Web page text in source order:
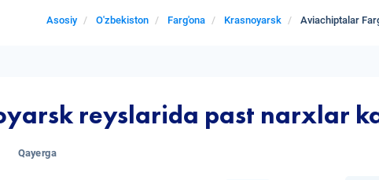
Asosiy O'zbekiston Farg'ona Krasnoyarsk Aviachiptalar
reyslarida past narxlar
Qayerga